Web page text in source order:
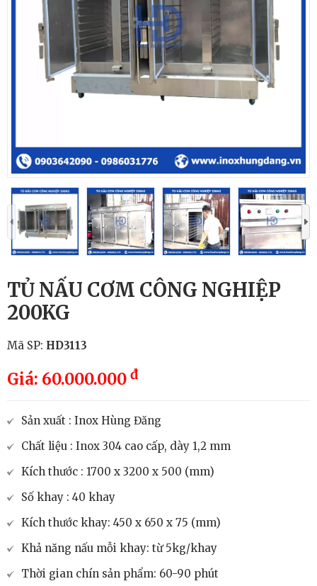
TỦ NẤU CƠM CÔNG NGHIỆP
200KG
Mã SP: HD3113
Giá: 60.000.000 đ
Sản xuất : Inox Hùng Đăng
Chất liệu : Inox 304 cao cấp, dày 1,2 mm
Kích thước : 1700 x 3200 x 500 (mm)
Số khay : 40 khay
Kích thước khay: 450 x 650 x 75 (mm)
Khả năng nấu mỗi khay: từ 5kg/khay
Thời gian chín sản phẩm: 60-90 phút